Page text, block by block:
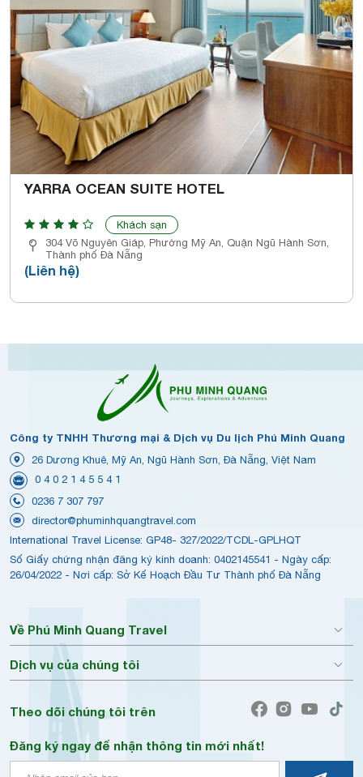
YARRA OCEAN SUITE HOTEL
Khách sạn
304 Võ Nguyên Giáp, Phường Mỹ An, Quận Ngũ Hành Sơn,
Thành phố Đà Nẵng
(Liên hệ)
Công ty TNHH Thương mại & Dịch vụ Du lịch Phú Minh Quang
26 Dương Khuê, Mỹ An, Ngũ Hành Sơn, Đà Nẵng, Việt Nam
0 4 0 2 1 4 5 5 4 1
0236 7 307 797
director@phuminhquangtravel.com
International Travel License: GP48- 327/2022/TCDL-GPLHQT
Số Giấy chứng nhận đăng ký kinh doanh: 0402145541 - Ngày cấp:
26/04/2022 - Nơi cấp: Sở Kế Hoạch Đầu Tư Thành phố Đà Nẵng
Về Phú Minh Quang Travel
Dịch vụ của chúng tôi
Theo dõi chúng tôi trên
Đăng ký ngay để nhận thông tin mới nhất!